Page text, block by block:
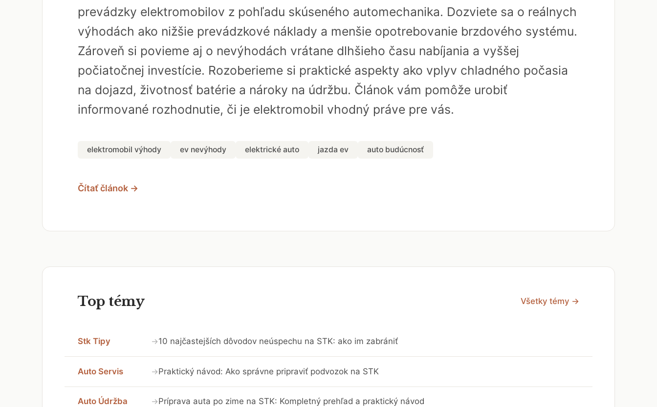
prevádzky elektromobilov z pohľadu skúseného automechanika. Dozviete sa o reálnych
výhodách ako nižšie prevádzkové náklady a menšie opotrebovanie brzdového systému.
Zároveň si povieme aj o nevýhodách vrátane dlhšieho času nabíjania a vyššej
počiatočnej investície. Rozoberieme si praktické aspekty ako vplyv chladného počasia
na dojazd, životnosť batérie a nároky na údržbu. Článok vám pomôže urobiť
informované rozhodnutie, či je elektromobil vhodný práve pre vás.
elektromobil výhody ev nevýhody elektrické auto jazda ev auto budúcnosť
Čítať článok →
Top témy Všetky témy →
Stk Tipy →10 najčastejších dôvodov neúspechu na STK: ako im zabrániť
Auto Servis →Praktický návod: Ako správne pripraviť podvozok na STK
Auto Údržba →Príprava auta po zime na STK: Kompletný prehľad a praktický návod